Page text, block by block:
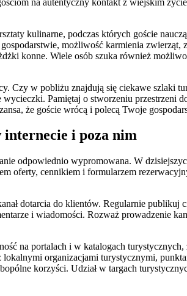
kulinarne, podczas których goście
możliwość karmienia
konne. Wiele osób szuka również
Czy w pobliżu znajdują się ciekawe szlaki
Pamiętaj o stworzeniu przestrzeni
że goście wrócą i polecą Twoje
i poza nim
odpowiednio wypromowana. W
oferty, cennikiem i formularzem
dotarcia do klientów. Regularnie
i wiadomości. Rozważ prowadzenie
na portalach i w katalogach
organizacjami turystycznymi,
korzyści. Udział w targach